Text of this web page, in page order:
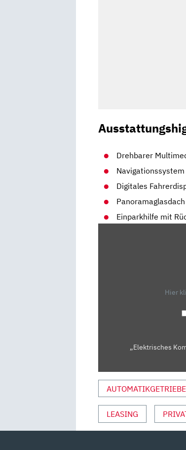
Drehbarer
Navigationssystem
Digitales
Panoramaglasdach
Einparkhilfe mit
FAHRBERICHT
ADAC“
VON
YOUTUBE
ANZEIGEN
Hier
„Elektrisches
AUTOMATIKGETRIEBE
LEASING